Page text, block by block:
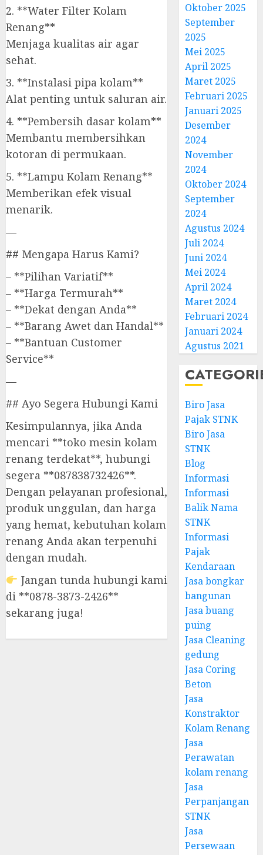
2. **Water Filter Kolam
Renang**
Menjaga kualitas air agar
sehat.
3. **Instalasi pipa kolam**
Alat penting untuk saluran air.
4. **Pembersih dasar kolam**
Membantu membersihkan
kotoran di permukaan.
5. **Lampu Kolam Renang**
Memberikan efek visual
menarik.
—
## Mengapa Harus Kami?
– **Pilihan Variatif**
– **Harga Termurah**
– **Dekat dengan Anda**
– **Barang Awet dan Handal**
– **Bantuan Customer
Service**
—
## Ayo Segera Hubungi Kami
Kesimpulannya, jika Anda
mencari **toko mesin kolam
renang terdekat**, hubungi
segera **087838732426**.
Dengan pelayanan profesional,
produk unggulan, dan harga
yang hemat, kebutuhan kolam
renang Anda akan terpenuhi
dengan mudah.
Jangan tunda hubungi kami
di **0878-3873-2426**
sekarang juga!
Oktober 2025
September
2025
Mei 2025
April 2025
Maret 2025
Februari 2025
Januari 2025
Desember
2024
November
2024
Oktober 2024
September
2024
Agustus 2024
Juli 2024
Juni 2024
Mei 2024
April 2024
Maret 2024
Februari 2024
Januari 2024
Agustus 2021
Biro Jasa
Pajak STNK
Biro Jasa
STNK
Blog
Informasi
Informasi
Balik Nama
STNK
Informasi
Pajak
Kendaraan
Jasa bongkar
bangunan
Jasa buang
puing
Jasa Cleaning
gedung
Jasa Coring
Beton
Jasa
Konstraktor
Kolam Renang
Jasa
Perawatan
kolam renang
Jasa
Perpanjangan
STNK
Jasa
Persewaan